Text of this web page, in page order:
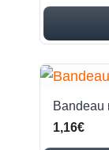
Bandeau
1,16€